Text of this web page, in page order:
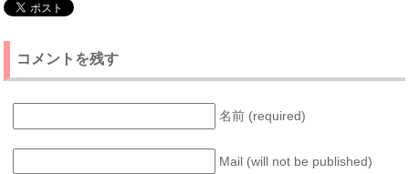
コメントを残す
名前 (required)
Mail (will not be published)